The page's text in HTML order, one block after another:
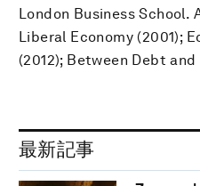
London Business School.
Liberal Economy (2001);
(2012); Between Debt
最新記事